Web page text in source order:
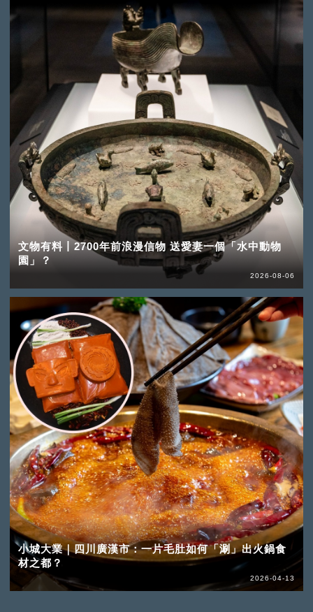
文物有料丨2700年前浪漫信物 送愛妻一個「水中動物
園」？
2026-08-06
小城大業｜四川廣漢市：一片毛肚如何「涮」出火鍋食
材之都？
2026-04-13